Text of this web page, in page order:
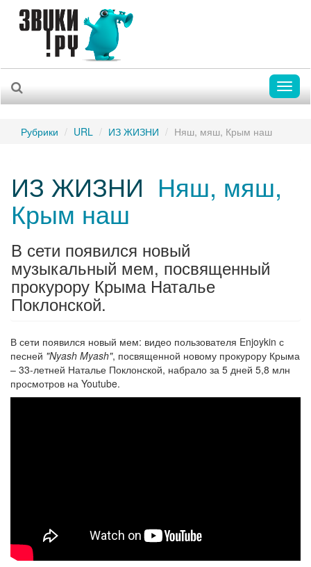
Рубрики URL ИЗ ЖИЗНИ Няш, мяш, Крым наш
ИЗ ЖИЗНИ Няш, мяш,
Крым наш
В сети появился новый
музыкальный мем, посвященный
прокурору Крыма Наталье
Поклонской.
В сети появился новый мем: видео пользователя Enjoykin с
песней "Nyash Myash", посвященной новому прокурору Крыма
– 33-летней Наталье Поклонской, набрало за 5 дней 5,8 млн
просмотров на Youtube.